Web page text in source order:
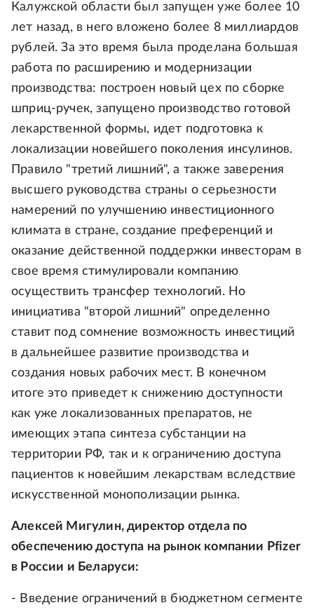
Калужской области был запущен уже более 10
лет назад, в него вложено более 8 миллиардов
рублей. За это время была проделана большая
работа по расширению и модернизации
производства: построен новый цех по сборке
шприц-ручек, запущено производство готовой
лекарственной формы, идет подготовка к
локализации новейшего поколения инсулинов.
Правило "третий лишний", а также заверения
высшего руководства страны о серьезности
намерений по улучшению инвестиционного
климата в стране, создание преференций и
оказание действенной поддержки инвесторам в
свое время стимулировали компанию
осуществить трансфер технологий. Но
инициатива "второй лишний" определенно
ставит под сомнение возможность инвестиций
в дальнейшее развитие производства и
создания новых рабочих мест. В конечном
итоге это приведет к снижению доступности
как уже локализованных препаратов, не
имеющих этапа синтеза субстанции на
территории РФ, так и к ограничению доступа
пациентов к новейшим лекарствам вследствие
искусственной монополизации рынка.
Алексей Мигулин, директор отдела по
обеспечению доступа на рынок компании Pfizer
в России и Беларуси:
- Введение ограничений в бюджетном сегменте